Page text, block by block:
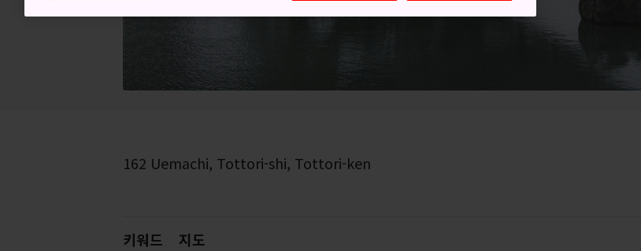
162 Uemachi, Tottori-shi, Tottori-ken
키워드 지도